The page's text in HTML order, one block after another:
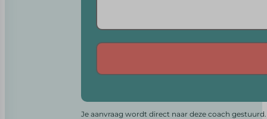
Je aanvraag wordt direct naar deze coach